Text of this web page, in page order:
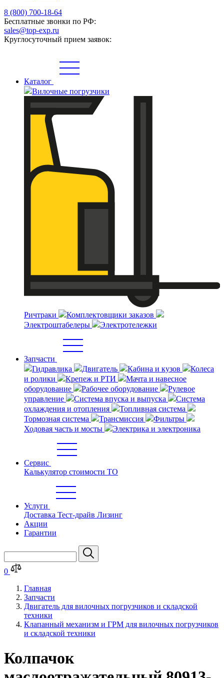
8 (800) 700-18-64
Бесплатные звонки по РФ:
sales@top-exp.ru
Круглосуточный прием заявок:
Каталог
Вилочные погрузчики
Ричтраки
Комплектовщики заказов
Электроштабелеры
Электротележки
Запчасти
Гидравлика
Двигатель Кабина и кузов
Колеса
и ролики
Крепеж и РТИ
Мачта и навесное
оборудование
Рабочее оборудование
Рулевое
управление
Система впуска и выпуска
Система
охлаждения и отопления
Топливная система
Тормозная система
Трансмиссия
Фильтры
Ходовая часть и мосты
Электрика и электроника
Сервис
Калькулятор стоимости ТО
Услуги
Доставка Тест-драйв Лизинг
Акции
Гарантии
0
Главная
Запчасти
Двигатель для вилочных погрузчиков и складской
техники
Клапанный механизм и ГРМ для вилочных погрузчиков
и складской техники
Колпачок